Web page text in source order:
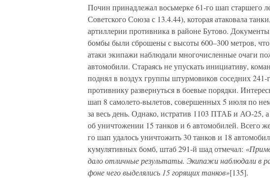
Почин принадлежал восьмерке 61-го шап старшего
Советского Союза с 13.4.44), которая атаковала
артиллерии противника в районе Бутово.
бомбы были сброшены с высоты 600–300 метров,
атаки экипажи наблюдали многочисленные очаги
автомобили. Стараясь не упускать инициативу,
поднял в воздух группы штурмовиков соседних
противнику развернуться в боевые порядки.
шап 8 самолето-вылетов, совершенных 5 июля по
за весь день. Однако, истратив 1103 ПТАБ и АО-25,
об уничтожении 15 танков и 6 автомобилей. Всего
го шап удалось уничтожить 30 танков и 18
кумулятивных бомб, штаб 291-й шад отмечал:
дало отличные результаты. Экипажи наблюдали в
фоне чего выделялись 15 горящих танков»[135].